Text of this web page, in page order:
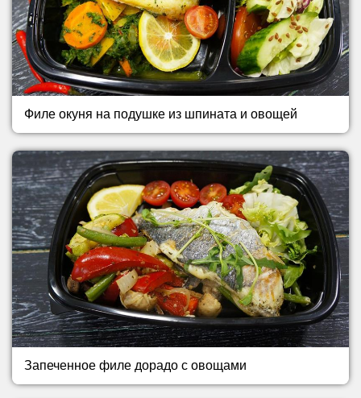
Филе окуня на подушке из шпината и овощей
Запеченное филе дорадо с овощами